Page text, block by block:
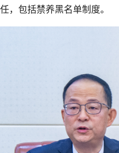
，包括禁养黑名单制度。